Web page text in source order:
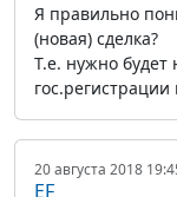
Я правильно
(новая) сделка?
Т.е. нужно
20 августа 2018
EF